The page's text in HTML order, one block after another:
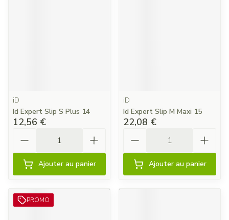
iD
Id Expert Slip S Plus 14
12,56 €
Ajouter au panier
iD
Id Expert Slip M Maxi 15
22,08 €
Ajouter au panier
PROMO